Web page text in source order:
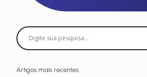
Artigos mais recentes: